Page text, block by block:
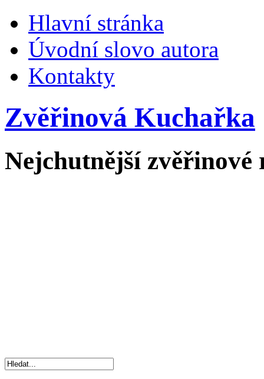
Hlavní stránka
Úvodní slovo autora
Kontakty
Zvěřinová Kuchařka
Nejchutnější zvěřinové